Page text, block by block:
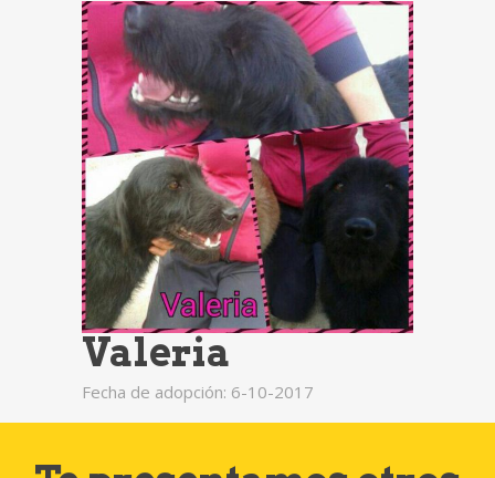
Valeria
Fecha de adopción: 6-10-2017